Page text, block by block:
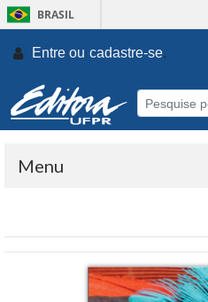
BRASIL
Entre ou cadastre-se.
Menu